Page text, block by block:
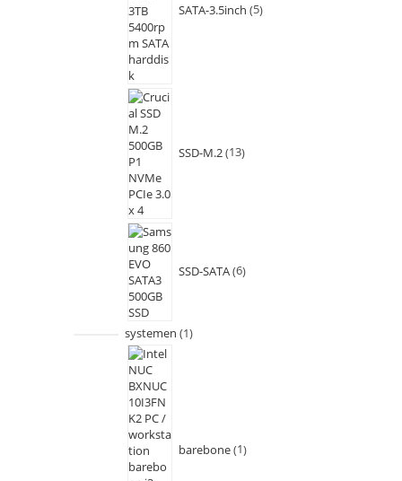
SATA-3.5inch 5
SSD-M.2 13
SSD-SATA 6
systemen 1
barebone 1